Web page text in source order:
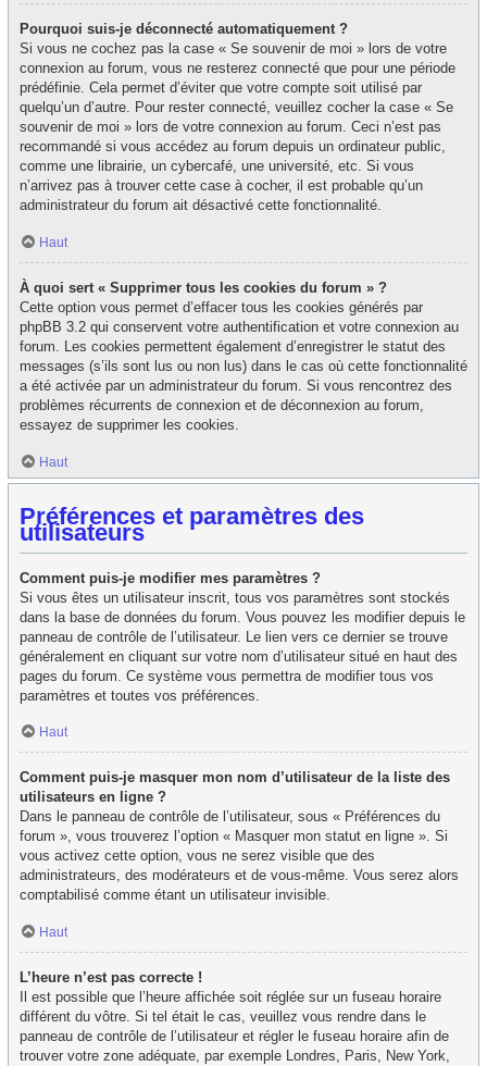
Pourquoi suis-je déconnecté automatiquement ?
Si vous ne cochez pas la case « Se souvenir de moi » lors de votre
connexion au forum, vous ne resterez connecté que pour une période
prédéfinie. Cela permet d’éviter que votre compte soit utilisé par
quelqu’un d’autre. Pour rester connecté, veuillez cocher la case « Se
souvenir de moi » lors de votre connexion au forum. Ceci n’est pas
recommandé si vous accédez au forum depuis un ordinateur public,
comme une librairie, un cybercafé, une université, etc. Si vous
n’arrivez pas à trouver cette case à cocher, il est probable qu’un
administrateur du forum ait désactivé cette fonctionnalité.
Haut
À quoi sert « Supprimer tous les cookies du forum » ?
Cette option vous permet d’effacer tous les cookies générés par
phpBB 3.2 qui conservent votre authentification et votre connexion au
forum. Les cookies permettent également d’enregistrer le statut des
messages (s’ils sont lus ou non lus) dans le cas où cette fonctionnalité
a été activée par un administrateur du forum. Si vous rencontrez des
problèmes récurrents de connexion et de déconnexion au forum,
essayez de supprimer les cookies.
Haut
Préférences et paramètres des
utilisateurs
Comment puis-je modifier mes paramètres ?
Si vous êtes un utilisateur inscrit, tous vos paramètres sont stockés
dans la base de données du forum. Vous pouvez les modifier depuis le
panneau de contrôle de l’utilisateur. Le lien vers ce dernier se trouve
généralement en cliquant sur votre nom d’utilisateur situé en haut des
pages du forum. Ce système vous permettra de modifier tous vos
paramètres et toutes vos préférences.
Haut
Comment puis-je masquer mon nom d’utilisateur de la liste des
utilisateurs en ligne ?
Dans le panneau de contrôle de l’utilisateur, sous « Préférences du
forum », vous trouverez l’option « Masquer mon statut en ligne ». Si
vous activez cette option, vous ne serez visible que des
administrateurs, des modérateurs et de vous-même. Vous serez alors
comptabilisé comme étant un utilisateur invisible.
Haut
L’heure n’est pas correcte !
Il est possible que l’heure affichée soit réglée sur un fuseau horaire
différent du vôtre. Si tel était le cas, veuillez vous rendre dans le
panneau de contrôle de l’utilisateur et régler le fuseau horaire afin de
trouver votre zone adéquate, par exemple Londres, Paris, New York,